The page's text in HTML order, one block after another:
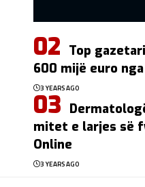
Top
600 mijë euro
3 YEARS AGO
mitet e larjes së
Online
3 YEARS AGO